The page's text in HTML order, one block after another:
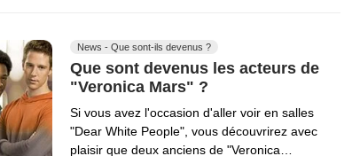
News - Que sont-ils devenus ?
Que sont devenus les acteurs de
"Veronica Mars" ?
Si vous avez l'occasion d'aller voir en salles
"Dear White People", vous découvrirez avec
plaisir que deux anciens de "Veronica…